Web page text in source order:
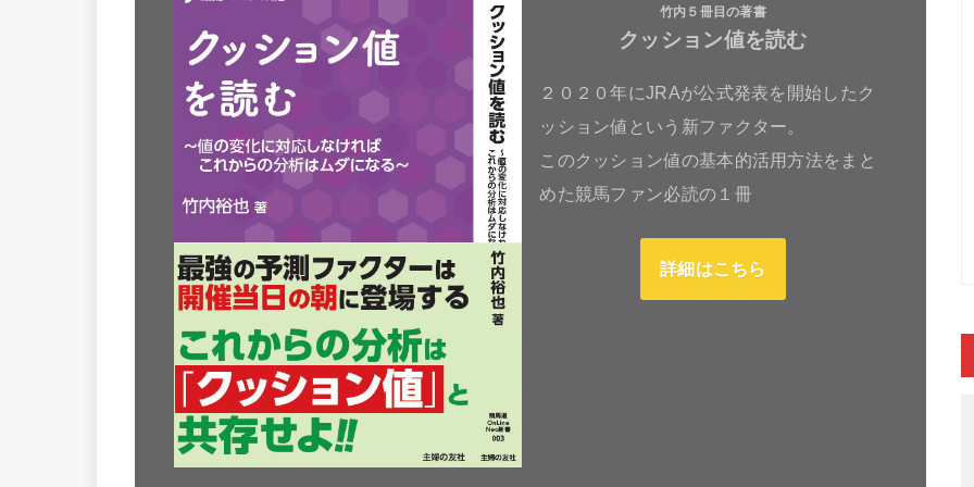
竹内５冊目の著書
クッション値を読む
２０２０年にJRAが公式発表を開始したク
ッション値という新ファクター。
このクッション値の基本的活用方法をまと
めた競馬ファン必読の１冊
詳細はこちら